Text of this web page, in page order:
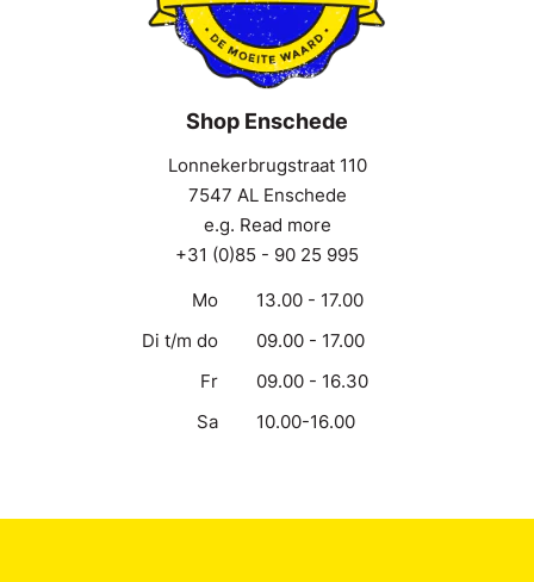
Shop Enschede
Lonnekerbrugstraat 110
7547 AL Enschede
e.g. Read more
+31 (0)85 - 90 25 995
Mo
13.00 - 17.00
Di t/m do
09.00 - 17.00
Fr
09.00 - 16.30
Sa
10.00-16.00